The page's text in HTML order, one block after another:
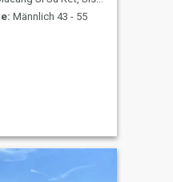
Männlich 43 - 55